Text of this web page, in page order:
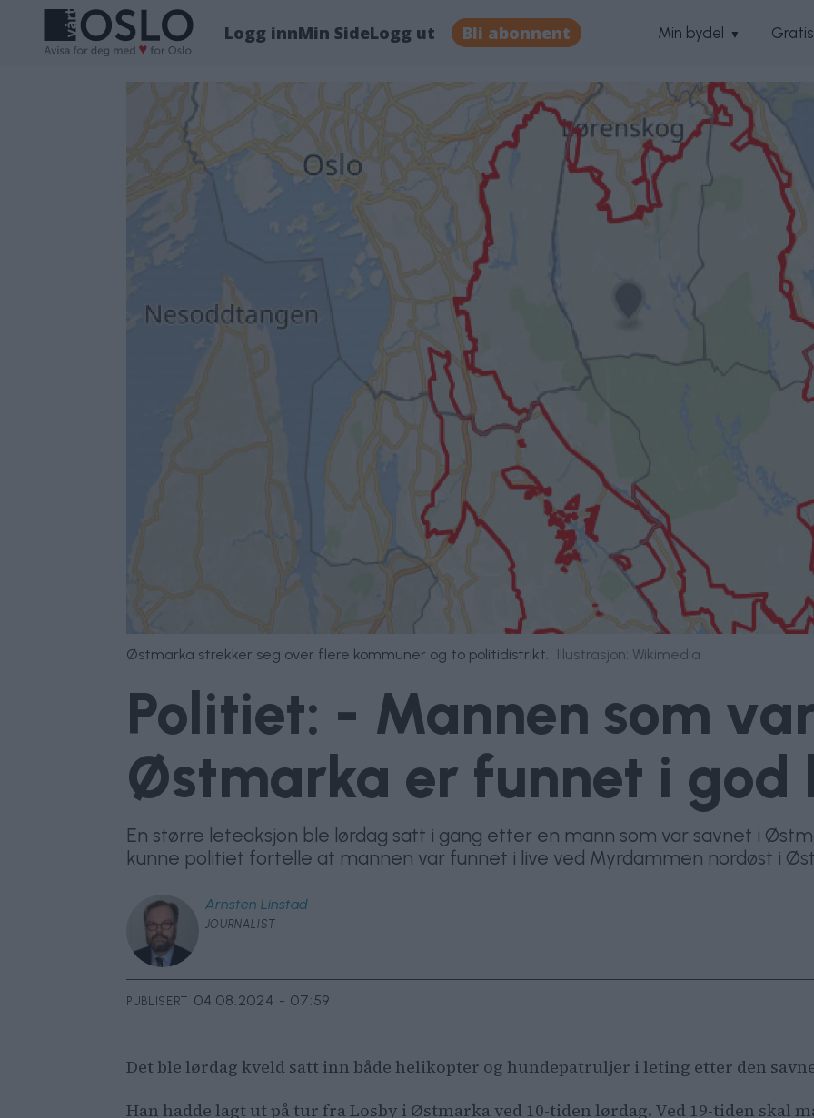
Logg innMin SideLogg ut Bli abonnent Min bydel
Østmarka strekker seg over flere kommuner og to politidistrikt. Illustrasjon: Wikimedia
Politiet: - Mannen som
Østmarka er funnet i god
En større leteaksjon ble lørdag satt i gang etter en mann som var savnet i
kunne politiet fortelle at mannen var funnet i live ved Myrdammen nordøst i
Arnsten Linstad
JOURNALIST
PUBLISERT 04.08.2024 - 07:59
Det ble lørdag kveld satt inn både helikopter og hundepatruljer i leting etter den
Han hadde lagt ut på tur fra Losby i Østmarka ved 10-tiden lørdag. Ved 19-tiden skal